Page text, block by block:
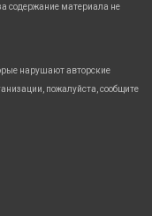
содержание материала не
нарушают авторские
пожалуйста, сообщите